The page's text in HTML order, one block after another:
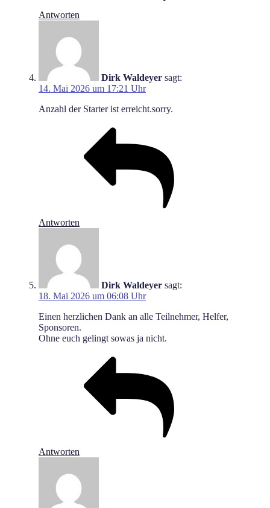
Antworten
Dirk Waldeyer sagt:
14. Mai 2026 um 17:21 Uhr
Anzahl der Starter ist erreicht.sorry.
Antworten
Dirk Waldeyer sagt:
18. Mai 2026 um 06:08 Uhr
Einen herzlichen Dank an alle Teilnehmer, Helfer,
Sponsoren.
Ohne euch gelingt sowas ja nicht.
Antworten